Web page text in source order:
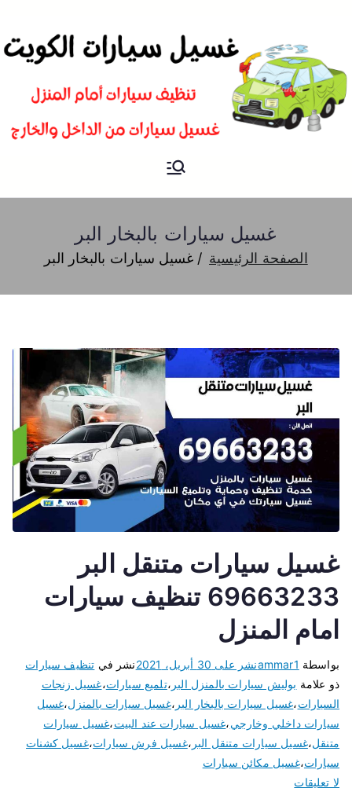
سيارات
شركة تنظيف سيارات و تلميع و
غسيل سيارات بالبخار البر
الصفحة الرئيسية غسيل سيارات بالبخار البر
غسيل سيارات متنقل البر
69663233 تنظيف سيارات
امام المنزل
بواسطة ammar1نشر على 30 أبريل، 2021 نشر في تنظيف سيارات
ذو علامة بوليش سيارات بالمنزل البر ،تلميع سيارات،غسيل زنجات
السيارات،غسيل سيارات بالبخار البر ،غسيل سيارات بالمنزل،غسيل
سيارات داخلي وخارجي،غسيل سيارات عند البيت،غسيل سيارات
متنقل،غسيل سيارات متنقل البر ،غسيل فرش سيارات،غسيل كشنات
سيارات،غسيل مكائن سيارات
لا تعليقات